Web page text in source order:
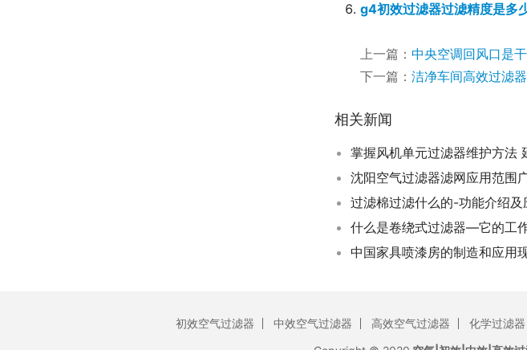
g4初效过滤器过滤精度是多
上一篇： 中央空调回风口是
下一篇： 洁净车间高效过滤
相关新闻
掌握风机单元过滤器维护方法
沈阳空气过滤器滤网应用范围
过滤棉过滤什么的-功能介绍及
什么是卷绕式过滤器—它的工
中国家具喷漆房的制造和应用
初效空气过滤器 中效空气过滤器 高效空气过滤器 化学过滤器